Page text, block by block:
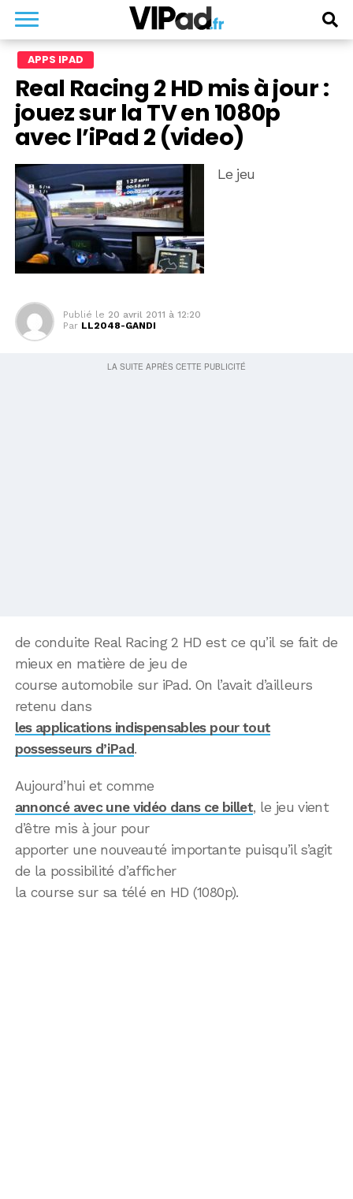
APPS IPAD
Real Racing 2 HD mis à jour :
jouez sur la TV en 1080p
avec l’iPad 2 (video)
Le jeu
Publié le 20 avril 2011 à 12:20
Par LL2048-GANDI
de conduite Real Racing 2 HD est ce qu’il se fait de
mieux en matière de jeu de
course automobile sur iPad. On l’avait d’ailleurs
retenu dans
les applications indispensables pour tout
possesseurs d’iPad.
Aujourd’hui et comme
annoncé avec une vidéo dans ce billet, le jeu vient
d’être mis à jour pour
apporter une nouveauté importante puisqu’il s’agit
de la possibilité d’afficher
la course sur sa télé en HD (1080p).